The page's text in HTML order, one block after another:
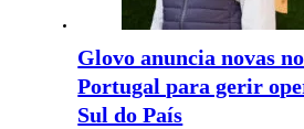
Glovo anuncia novas
Portugal para gerir
Sul do País